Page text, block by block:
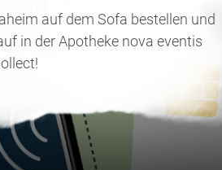
auf dem Sofa bestellen und
in der Apotheke nova eventis